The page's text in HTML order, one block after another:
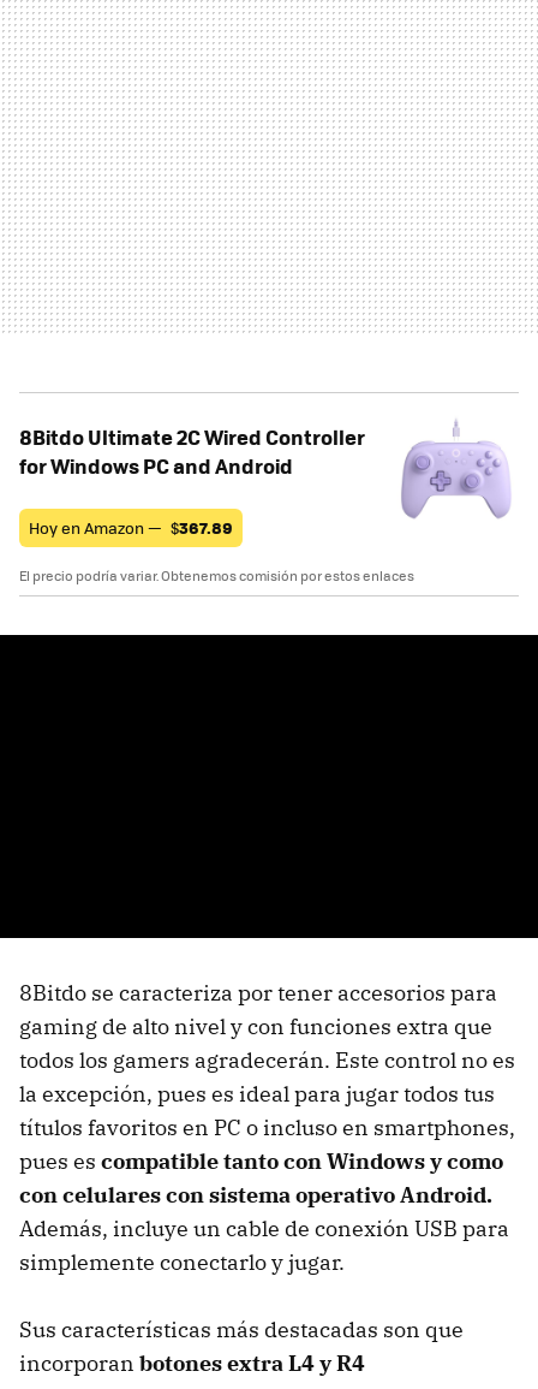
8Bitdo Ultimate 2C Wired Controller
for Windows PC and Android
Hoy en Amazon — $367.89
El precio podría variar. Obtenemos comisión por estos enlaces
8Bitdo se caracteriza por tener accesorios para
gaming de alto nivel y con funciones extra que
todos los gamers agradecerán. Este control no es
la excepción, pues es ideal para jugar todos tus
títulos favoritos en PC o incluso en smartphones,
pues es compatible tanto con Windows y como
con celulares con sistema operativo Android.
Además, incluye un cable de conexión USB para
simplemente conectarlo y jugar.
Sus características más destacadas son que
incorporan botones extra L4 y R4